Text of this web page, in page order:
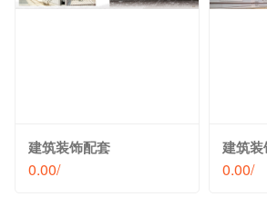
建筑装饰配套
0.00/
建筑
0.00/